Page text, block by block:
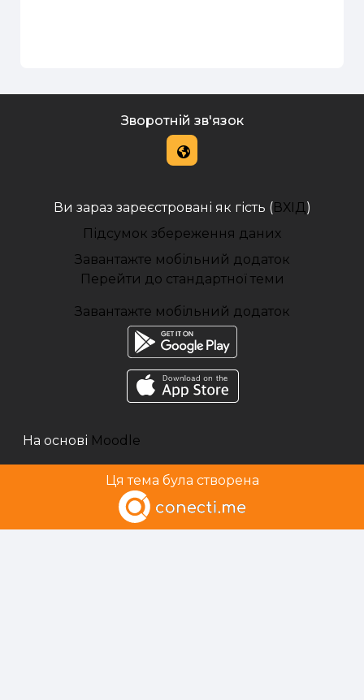
Зворотній зв'язок
Ви зараз зареєстровані як гість (ВХІД )
Підсумок збереження даних
Завантажте мобільний додаток
Перейти до стандартної теми
Завантажте мобільний додаток
На основі Moodle
Ця тема була створена